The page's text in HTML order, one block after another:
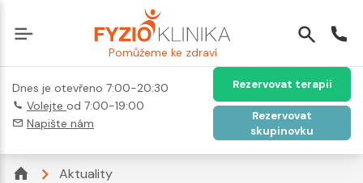
Pomůžeme ke zdraví
Dnes je otevřeno 7:00-20:30
Volejte od 7:00-19:00
Napište nám
Rezervovat terapii
Rezervovat
skupinovku
Aktuality